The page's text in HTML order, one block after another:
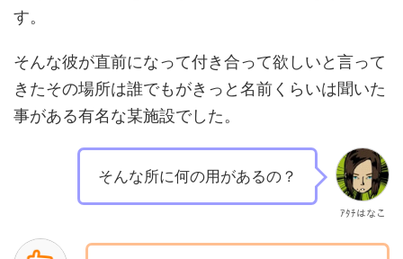
す。
そんな彼が直前になって付き合って欲しいと言って
きたその場所は誰でもがきっと名前くらいは聞いた
事がある有名な某施設でした。
そんな所に何の用があるの？
ｱﾀﾁはなこ